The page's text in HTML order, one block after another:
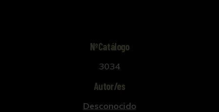
NºCatálogo
3034
Autor/es
Desconocido